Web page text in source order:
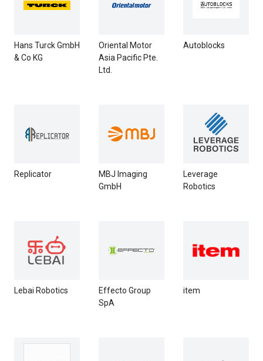
Hans Turck GmbH
& Co KG
Oriental Motor
Asia Pacific Pte.
Ltd.
Autoblocks
Replicator
MBJ Imaging
GmbH
Leverage
Robotics
Lebai Robotics
Effecto Group
SpA
item